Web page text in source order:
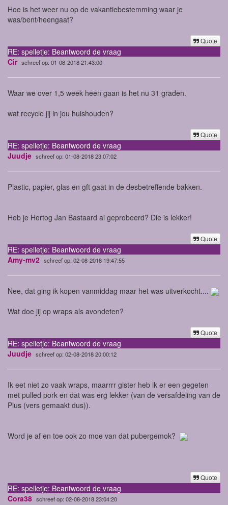
Hoe is het weer nu op de vakantiebestemming waar je
was/bent/heengaat?
Quote
RE: spelletje: Beantwoord de vraag
Cir schreef op: 01-08-2018 21:43:00
Waar we over 1,5 week heen gaan is het nu 31 graden.
wat recycle jij in jou huishouden?
Quote
RE: spelletje: Beantwoord de vraag
Juudje schreef op: 01-08-2018 23:07:02
Plastic, papier, glas en gft gaat in de desbetreffende bakken.
Heb je Hertog Jan Bastaard al geprobeerd? Die is lekker!
Quote
RE: spelletje: Beantwoord de vraag
Amy-mv2 schreef op: 02-08-2018 19:47:55
Nee, dat ging ik kopen vanmiddag maar het was uitverkocht....
Wat doe jij op wraps als avondeten?
Quote
RE: spelletje: Beantwoord de vraag
Juudje schreef op: 02-08-2018 20:00:12
Ik eet niet zo vaak wraps, maarrrr gister heb ik er een gegeten
met pulled pork en dat was erg lekker (van de versafdeling van de
Plus (vers gemaakt dus)).
Word je af en toe ook zo moe van dat pubergemok?
Quote
RE: spelletje: Beantwoord de vraag
Cora38 schreef op: 02-08-2018 23:04:20